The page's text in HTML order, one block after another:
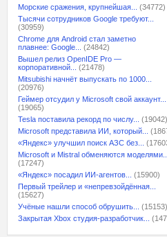
Морские сражения, крупнейшая...
(34772)
Тысячи сотрудников Google требуют...
(30959)
Chrome для Android стал заметно
плавнее: Google...
(24842)
Вышел релиз OpenIDE Pro —
корпоративной...
(21478)
Mitsubishi начнёт выпускать по 1000...
(20976)
Геймер отсудил у Microsoft свой аккаунт...
(19065)
Tesla поставила рекорд по числу...
(19042)
Microsoft представила ИИ, который...
«Яндекс» улучшил поиск АЗС без...
Microsoft и Mistral обменяются моделями...
(17247)
«Яндекс» посадил ИИ-агентов...
(15900)
Первый трейлер и «непревзойдённая...
(15627)
Учёные нашли способ обрушить...
(15153)
Закрытая Xbox студия-разработчик...